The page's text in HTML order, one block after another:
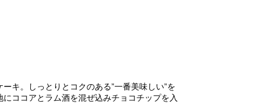
キ。しっとりとコクのある”一番美味しい”を
ココアとラム酒を混ぜ込みチョコチップを入